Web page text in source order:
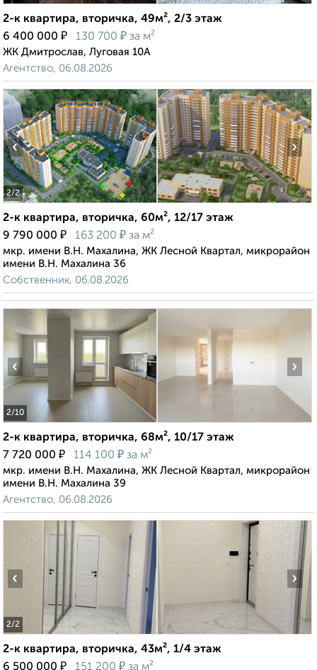
2-к квартира, вторичка, 49м², 2/3 этаж
6 400 000 ₽ 130 700 ₽ за м²
ЖК Дмитрослав, Луговая 10А
Агентство, 06.08.2026
2/2
‹ ›
2-к квартира, вторичка, 60м², 12/17 этаж
9 790 000 ₽ 163 200 ₽ за м²
мкр. имени В.Н. Махалина, ЖК Лесной Квартал, микрорайон
имени В.Н. Махалина 36
Собственник, 06.08.2026
2/10
‹ ›
2-к квартира, вторичка, 68м², 10/17 этаж
7 720 000 ₽ 114 100 ₽ за м²
мкр. имени В.Н. Махалина, ЖК Лесной Квартал, микрорайон
имени В.Н. Махалина 39
Агентство, 06.08.2026
2/2
‹ ›
2-к квартира, вторичка, 43м², 1/4 этаж
6 500 000 ₽ 151 200 ₽ за м²